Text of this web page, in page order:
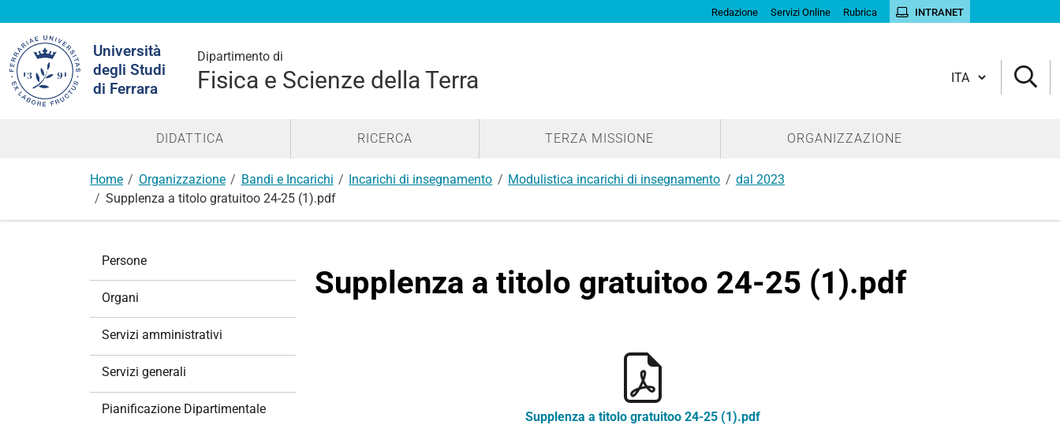
Redazione Servizi Online Rubrica INTRANET
Università
degli Studi
di Ferrara
Dipartimento di
Fisica e Scienze della Terra
nel
sito
Cambia lingua
DIDATTICA RICERCA TERZA MISSIONE ORGANIZZAZIONE
Home Organizzazione Bandi e Incarichi Incarichi di insegnamento Modulistica incarichi di insegnamento
dal 2023
Supplenza a titolo gratuitoo 24-25 (1).pdf
Supplenza a titolo gratuitoo 24-25 (1).pdf
Supplenza a titolo gratuitoo 24-25 (1).pdf
Persone
Organi
Servizi amministrativi
Servizi generali
Pianificazione Dipartimentale